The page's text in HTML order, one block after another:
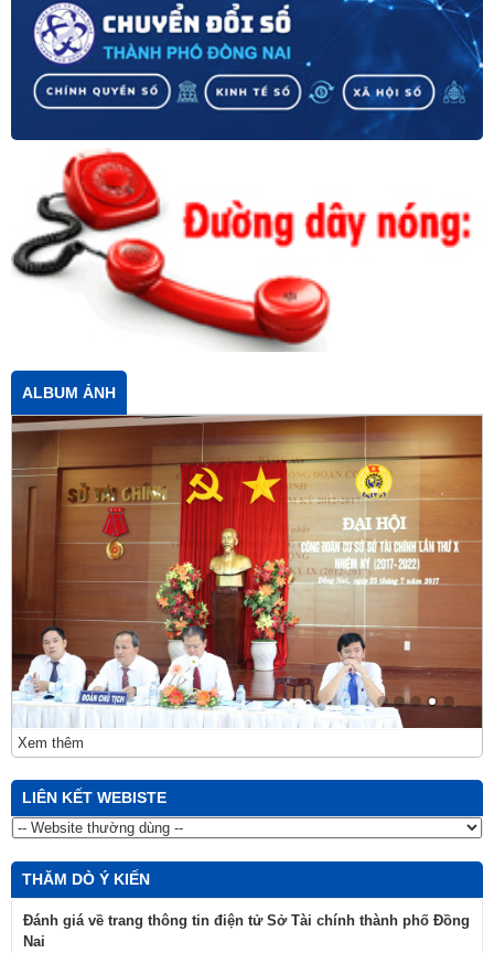
ALBUM ẢNH
Xem thêm
LIÊN KẾT WEBISTE
THĂM DÒ Ý KIẾN
Đánh giá về trang thông tin điện tử Sở Tài chính thành phố Đồng
Nai